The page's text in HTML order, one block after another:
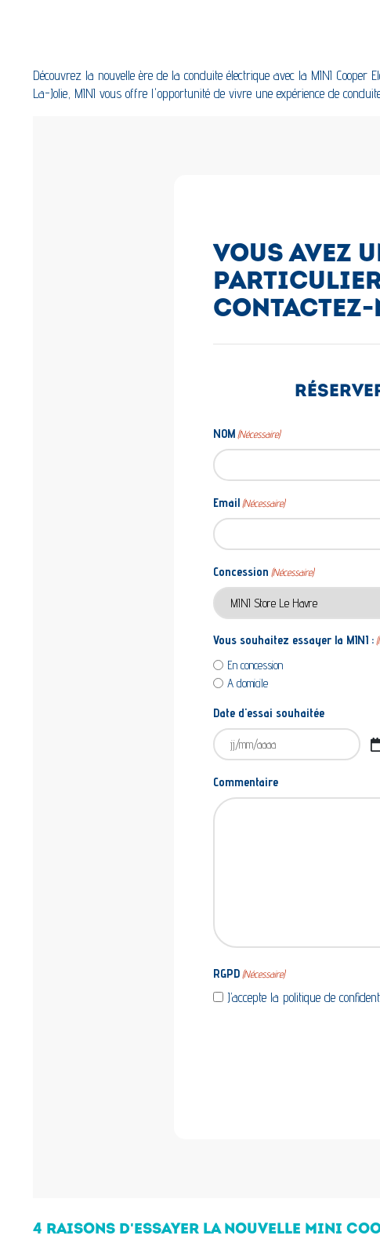
Découvrez la nouvelle ère de la conduite électrique avec la MINI
La-Jolie, MINI vous offre l'opportunité de vivre une expérience de
VOUS AVEZ
NOM (Nécessaire)
Email (Nécessaire)
Concession (Nécessaire)
Vous souhaitez essayer la MINI :
En concession
A domicile
Date d'essai souhaitée
JJ
MM
slash
Commentaire
RGPD (Nécessaire)
J’accepte la politique de
4 RAISONS D'ESSAYER LA NOUVELLE MINI